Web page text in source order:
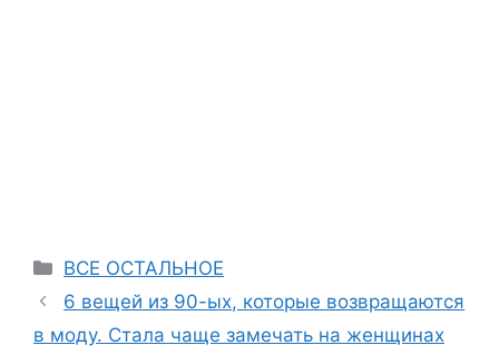
Categories
ВСЕ ОСТАЛЬНОЕ
6 вещей из 90-ых, которые возвращаются
в моду. Стала чаще замечать на женщинах